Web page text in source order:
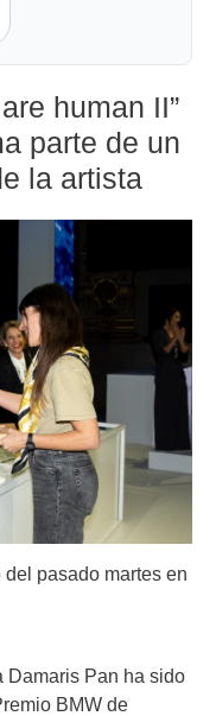
human II”
parte de un
la artista
pasado martes en
Damaris Pan ha sido
BMW de